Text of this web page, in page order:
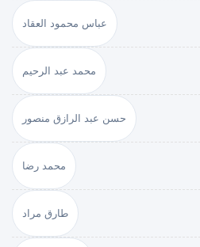
عباس محمود العقاد
محمد عبد الرحيم
حسن عبد الرازق منصور
محمد رضا
طارق مراد